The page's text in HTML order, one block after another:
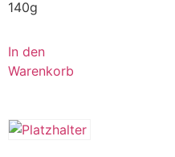
140g
In den
Warenkorb